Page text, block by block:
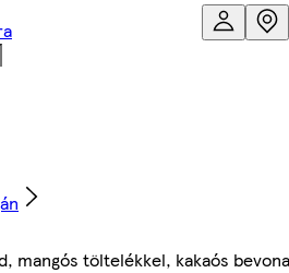
mangós töltelékkel, kakaós